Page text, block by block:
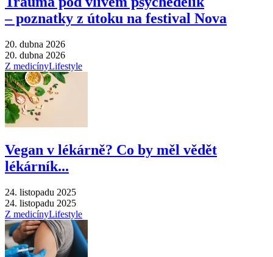
–⁠ poznatky z útoku na festival Nova
20. dubna 2026
20. dubna 2026
Z medicínyLifestyle
Vegan v lékárně? Co by měl vědět
lékárník...
24. listopadu 2025
24. listopadu 2025
Z medicínyLifestyle